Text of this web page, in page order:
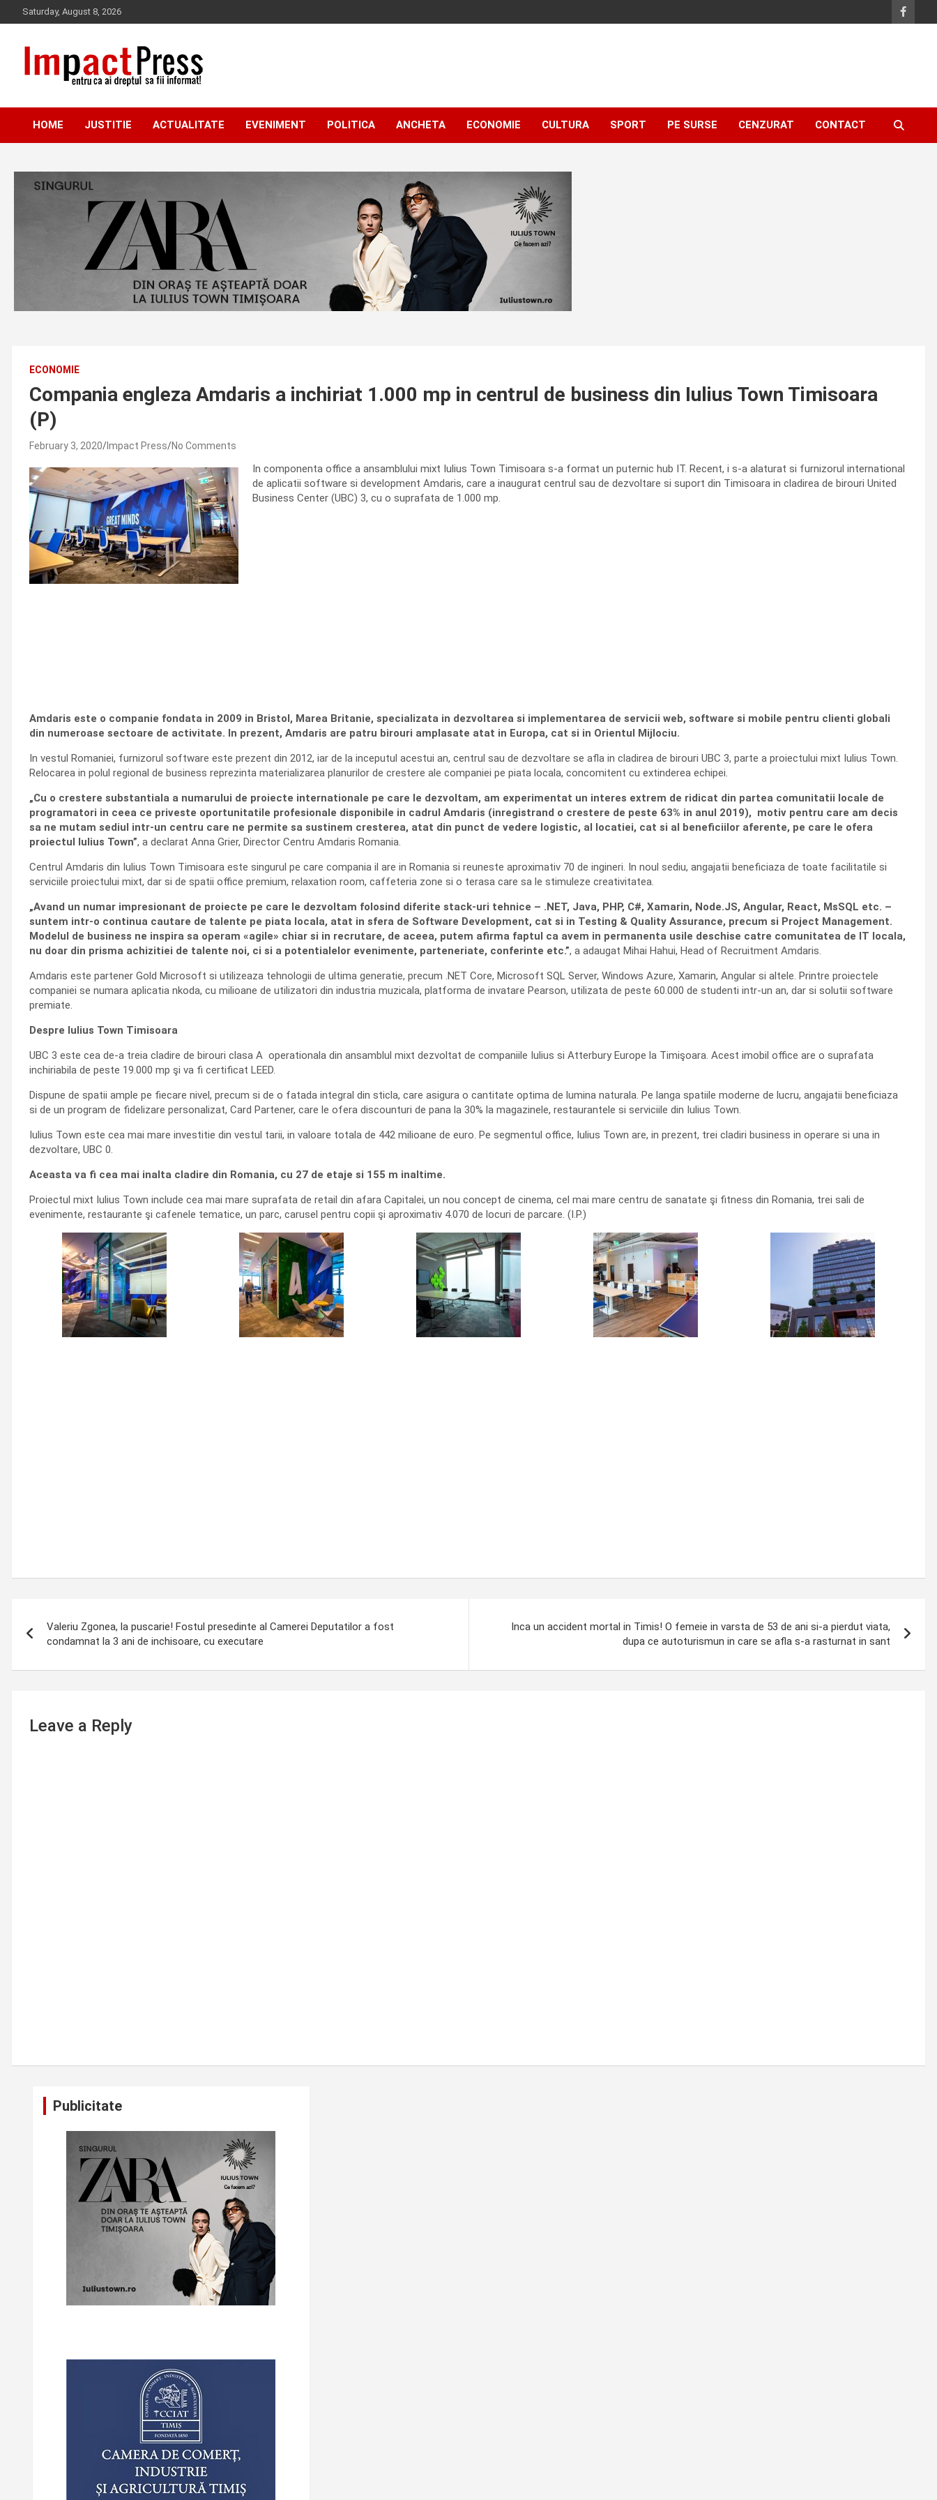
to
Saturday, August 8, 2026
IMPACTPRESS
HOME JUSTITIE ACTUALITATE EVENIMENT POLITICA ANCHETA ECONOMIE CULTURA SPORT PE SURSE CENZURAT CONTACT
ECONOMIE
Compania engleza Amdaris a inchiriat 1.000 mp in centrul de business din Iulius Town Timisoara
(P)
February 3, 2020 Impact Press No Comments
In componenta office a ansamblului mixt Iulius Town Timisoara s-a format un puternic hub IT. Recent, i s-a alaturat si furnizorul international
de aplicatii software si development Amdaris, care a inaugurat centrul sau de dezvoltare si suport din Timisoara in cladirea de birouri United
Business Center (UBC) 3, cu o suprafata de 1.000 mp.
Amdaris este o companie fondata in 2009 in Bristol, Marea Britanie, specializata in dezvoltarea si implementarea de servicii web, software si mobile pentru clienti globali
din numeroase sectoare de activitate. In prezent, Amdaris are patru birouri amplasate atat in Europa, cat si in Orientul Mijlociu.
In vestul Romaniei, furnizorul software este prezent din 2012, iar de la inceputul acestui an, centrul sau de dezvoltare se afla in cladirea de birouri UBC 3, parte a proiectului mixt Iulius Town.
Relocarea in polul regional de business reprezinta materializarea planurilor de crestere ale companiei pe piata locala, concomitent cu extinderea echipei.
„Cu o crestere substantiala a numarului de proiecte internationale pe care le dezvoltam, am experimentat un interes extrem de ridicat din partea comunitatii locale de
programatori in ceea ce priveste oportunitatile profesionale disponibile in cadrul Amdaris (inregistrand o crestere de peste 63% in anul 2019), motiv pentru care am decis
sa ne mutam sediul intr-un centru care ne permite sa sustinem cresterea, atat din punct de vedere logistic, al locatiei, cat si al beneficiilor aferente, pe care le ofera
proiectul Iulius Town”, a declarat Anna Grier, Director Centru Amdaris Romania.
Centrul Amdaris din Iulius Town Timisoara este singurul pe care compania il are in Romania si reuneste aproximativ 70 de ingineri. In noul sediu, angajatii beneficiaza de toate facilitatile si
serviciile proiectului mixt, dar si de spatii office premium, relaxation room, caffeteria zone si o terasa care sa le stimuleze creativitatea.
„Avand un numar impresionant de proiecte pe care le dezvoltam folosind diferite stack-uri tehnice – .NET, Java, PHP, C#, Xamarin, Node.JS, Angular, React, MsSQL etc. –
suntem intr-o continua cautare de talente pe piata locala, atat in sfera de Software Development, cat si in Testing & Quality Assurance, precum si Project Management.
Modelul de business ne inspira sa operam «agile» chiar si in recrutare, de aceea, putem afirma faptul ca avem in permanenta usile deschise catre comunitatea de IT locala,
nu doar din prisma achizitiei de talente noi, ci si a potentialelor evenimente, parteneriate, conferinte etc.”, a adaugat Mihai Hahui, Head of Recruitment Amdaris.
Amdaris este partener Gold Microsoft si utilizeaza tehnologii de ultima generatie, precum .NET Core, Microsoft SQL Server, Windows Azure, Xamarin, Angular si altele. Printre proiectele
companiei se numara aplicatia nkoda, cu milioane de utilizatori din industria muzicala, platforma de invatare Pearson, utilizata de peste 60.000 de studenti intr-un an, dar si solutii software
premiate.
Despre Iulius Town Timisoara
UBC 3 este cea de-a treia cladire de birouri clasa A operationala din ansamblul mixt dezvoltat de companiile Iulius si Atterbury Europe la Timişoara. Acest imobil office are o suprafata
inchiriabila de peste 19.000 mp şi va fi certificat LEED.
Dispune de spatii ample pe fiecare nivel, precum si de o fatada integral din sticla, care asigura o cantitate optima de lumina naturala. Pe langa spatiile moderne de lucru, angajatii beneficiaza
si de un program de fidelizare personalizat, Card Partener, care le ofera discounturi de pana la 30% la magazinele, restaurantele si serviciile din Iulius Town.
Iulius Town este cea mai mare investitie din vestul tarii, in valoare totala de 442 milioane de euro. Pe segmentul office, Iulius Town are, in prezent, trei cladiri business in operare si una in
dezvoltare, UBC 0.
Aceasta va fi cea mai inalta cladire din Romania, cu 27 de etaje si 155 m inaltime.
Proiectul mixt Iulius Town include cea mai mare suprafata de retail din afara Capitalei, un nou concept de cinema, cel mai mare centru de sanatate şi fitness din Romania, trei sali de
evenimente, restaurante şi cafenele tematice, un parc, carusel pentru copii şi aproximativ 4.070 de locuri de parcare. (I.P.)
navigation
Valeriu Zgonea, la puscarie! Fostul presedinte al Camerei Deputatilor a fost
condamnat la 3 ani de inchisoare, cu executare
Inca un accident mortal in Timis! O femeie in varsta de 53 de ani si-a pierdut viata,
dupa ce autoturismun in care se afla s-a rasturnat in sant
Leave a Reply
Publicitate